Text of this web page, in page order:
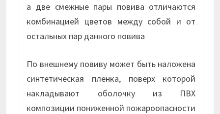
а две смежные пары повива отличаются
комбинацией цветов между собой и от
остальных пар данного повива
По внешнему повиву может быть наложена
синтетическая пленка, поверх которой
накладывают оболочку из ПВХ
композиции пониженной пожароопасности